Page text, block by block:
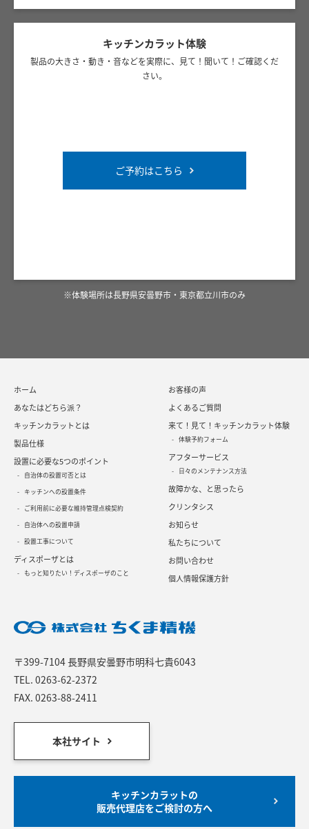
キッチンカラット体験
製品の大きさ・動き・音などを実際に、見て！聞いて！ご確認くだ
さい。
ご予約はこちら
※体験場所は長野県安曇野市・東京都立川市のみ
ホーム
あなたはどちら派？
キッチンカラットとは
製品仕様
設置に必要な5つのポイント
自治体の設置可否とは
キッチンへの設置条件
ご利用前に必要な維持管理点検契約
自治体への設置申請
設置工事について
ディスポーザとは
もっと知りたい！ディスポーザのこと
お客様の声
よくあるご質問
来て！見て！キッチンカラット体験
体験予約フォーム
アフターサービス
日々のメンテナンス方法
故障かな、と思ったら
クリンタシス
お知らせ
私たちについて
お問い合わせ
個人情報保護方針
〒399-7104 長野県安曇野市明科七貴6043
TEL. 0263-62-2372
FAX. 0263-88-2411
本社サイト
キッチンカラットの
販売代理店をご検討の方へ